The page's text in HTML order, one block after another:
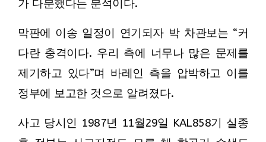
가 다분했다는 분석이다.
막판에 이송 일정이 연기되자 박 차관보는 “커
다란 충격이다. 우리 측에 너무나 많은 문제를
제기하고 있다”며 바레인 측을 압박하고 이를
정부에 보고한 것으로 알려졌다.
사고 당시인 1987년 11월29일 KAL858기 실종